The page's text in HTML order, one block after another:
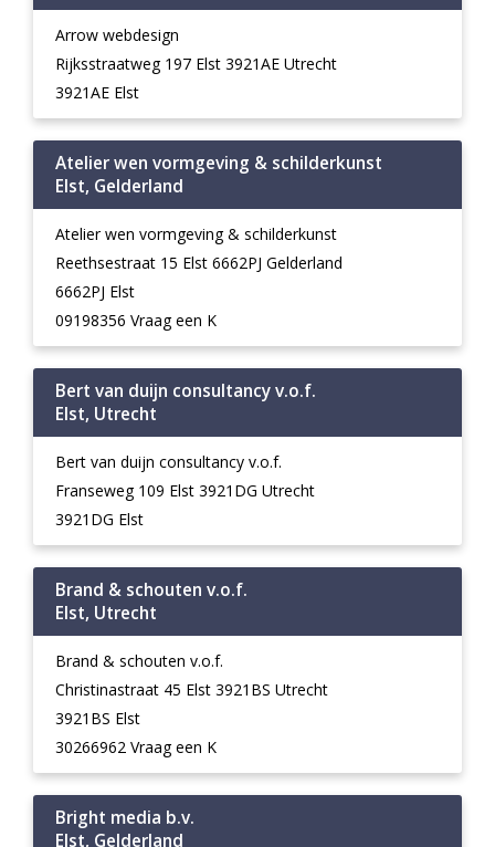
Arrow webdesign
Rijksstraatweg 197 Elst 3921AE Utrecht
3921AE Elst
Atelier wen vormgeving & schilderkunst
Elst, Gelderland
Atelier wen vormgeving & schilderkunst
Reethsestraat 15 Elst 6662PJ Gelderland
6662PJ Elst
09198356 Vraag een K
Bert van duijn consultancy v.o.f.
Elst, Utrecht
Bert van duijn consultancy v.o.f.
Franseweg 109 Elst 3921DG Utrecht
3921DG Elst
Brand & schouten v.o.f.
Elst, Utrecht
Brand & schouten v.o.f.
Christinastraat 45 Elst 3921BS Utrecht
3921BS Elst
30266962 Vraag een K
Bright media b.v.
Elst, Gelderland